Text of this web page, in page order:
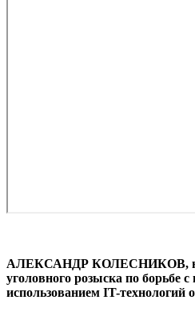
АЛЕКСАНДР КОЛЕСНИКОВ,
уголовного розыска по борьбе
использованием IT-